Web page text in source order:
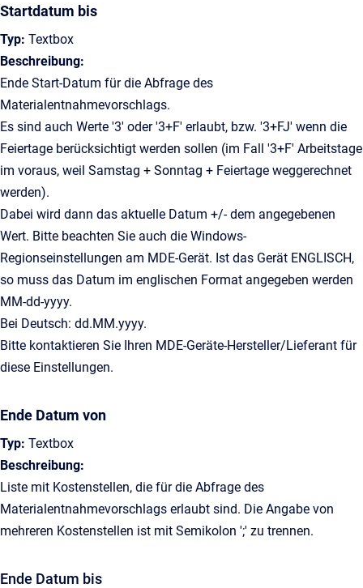
Startdatum bis
Typ: Textbox
Beschreibung:
Ende Start-Datum für die Abfrage des
Materialentnahmevorschlags.
Es sind auch Werte '3' oder '3+F' erlaubt, bzw. '3+FJ' wenn die
Feiertage berücksichtigt werden sollen (im Fall '3+F' Arbeitstage
im voraus, weil Samstag + Sonntag + Feiertage weggerechnet
werden).
Dabei wird dann das aktuelle Datum +/- dem angegebenen
Wert. Bitte beachten Sie auch die Windows-
Regionseinstellungen am MDE-Gerät. Ist das Gerät ENGLISCH,
so muss das Datum im englischen Format angegeben werden
MM-dd-yyyy.
Bei Deutsch: dd.MM.yyyy.
Bitte kontaktieren Sie Ihren MDE-Geräte-Hersteller/Lieferant für
diese Einstellungen.
Ende Datum von
Typ: Textbox
Beschreibung:
Liste mit Kostenstellen, die für die Abfrage des
Materialentnahmevorschlags erlaubt sind. Die Angabe von
mehreren Kostenstellen ist mit Semikolon ';' zu trennen.
Ende Datum bis